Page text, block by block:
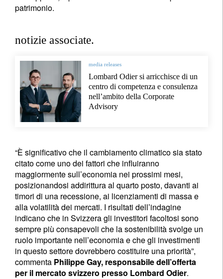
patrimonio.
notizie associate.
media releases
Lombard Odier si arricchisce di un
centro di competenza e consulenza
nell’ambito della Corporate
Advisory
“È significativo che il cambiamento climatico sia stato
citato come uno dei fattori che influiranno
maggiormente sull’economia nei prossimi mesi,
posizionandosi addirittura al quarto posto, davanti ai
timori di una recessione, ai licenziamenti di massa e
alla volatilità dei mercati. I risultati dell’indagine
indicano che in Svizzera gli investitori facoltosi sono
sempre più consapevoli che la sostenibilità svolge un
ruolo importante nell’economia e che gli investimenti
in questo settore dovrebbero costituire una priorità”,
commenta Philippe Gay, responsabile dell’offerta
per il mercato svizzero presso Lombard Odier.